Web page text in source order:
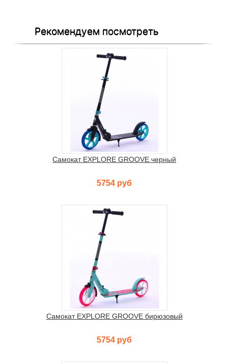
Рекомендуем посмотреть
Самокат EXPLORE GROOVE черный
5754 руб
Самокат EXPLORE GROOVE бирюзовый
5754 руб